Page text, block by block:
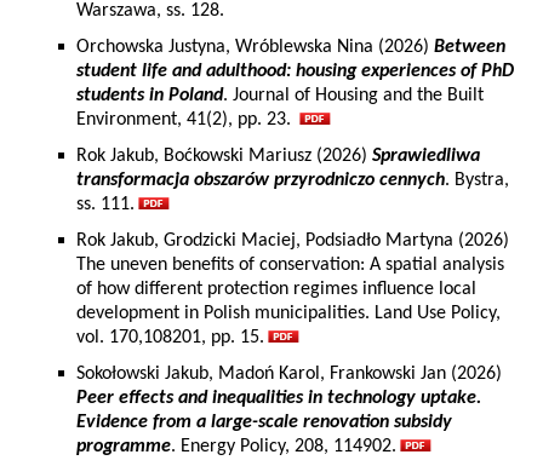
Warszawa, ss. 128.
Orchowska Justyna, Wróblewska Nina (2026) Between
student life and adulthood: housing experiences of PhD
students in Poland. Journal of Housing and the Built
Environment, 41(2), pp. 23.
Rok Jakub, Boćkowski Mariusz (2026) Sprawiedliwa
transformacja obszarów przyrodniczo cennych. Bystra,
ss. 111.
Rok Jakub, Grodzicki Maciej, Podsiadło Martyna (2026)
The uneven benefits of conservation: A spatial analysis
of how different protection regimes influence local
development in Polish municipalities. Land Use Policy,
vol. 170,108201, pp. 15.
Sokołowski Jakub, Madoń Karol, Frankowski Jan (2026)
Peer effects and inequalities in technology uptake.
Evidence from a large-scale renovation subsidy
programme. Energy Policy, 208, 114902.